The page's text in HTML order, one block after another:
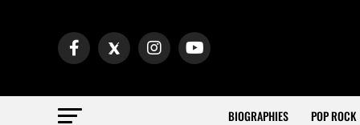
BIOGRAPHIES POP ROCK